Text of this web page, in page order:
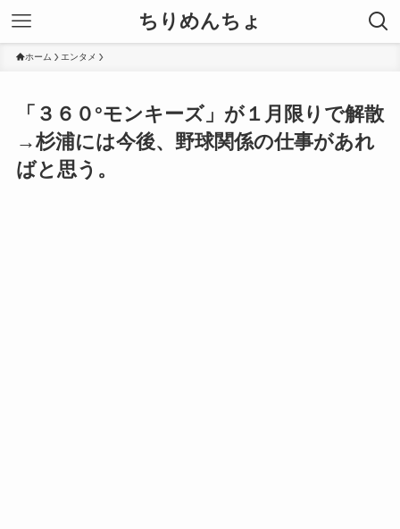
ちりめんちょ
ホーム エンタメ
「３６０°モンキーズ」が１月限りで解散
→杉浦には今後、野球関係の仕事があれ
ばと思う。